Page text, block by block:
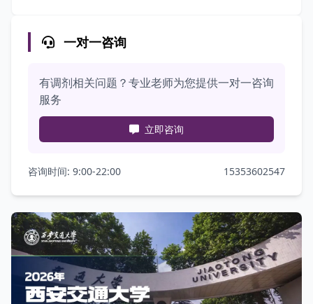
一对一咨询
有调剂相关问题？专业老师为您提供一对一咨询
服务
立即咨询
咨询时间: 9:00-22:00 15353602547